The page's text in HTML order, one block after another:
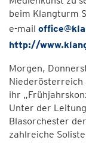
beim Klangturm
e-mail
http://
Morgen,
Niederösterreich
ihr
Unter der
Blasorchester
zahlreiche